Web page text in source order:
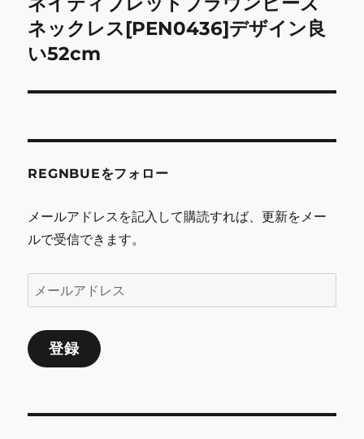
ー
シ
の
投
ネックレス[PEN0436]デザイン良
い52cm
REGNBUEをフォロー
メールアドレスを記入して購読すれば、更新をメー
ルで受信できます。
ー
ル
ア
ス
登録